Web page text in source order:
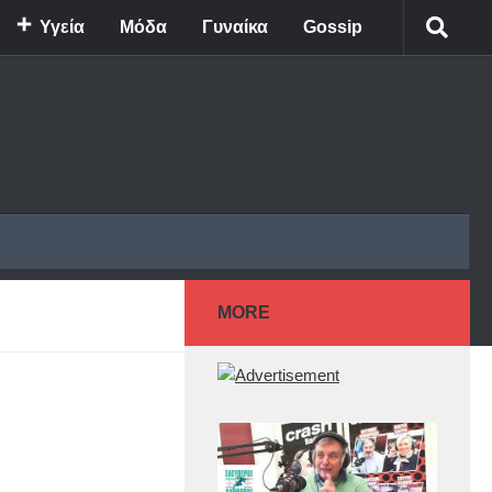
Υγεία Μόδα Γυναίκα Gossip
MORE